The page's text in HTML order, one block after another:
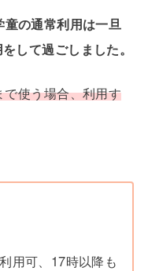
童の通常利用は一旦
して過ごしました。
使う場合、利用す
用可、17時以降も